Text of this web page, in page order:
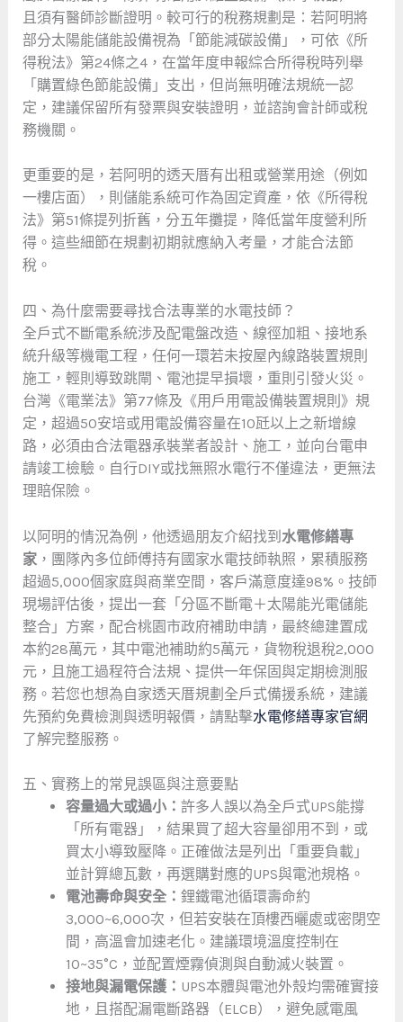
且須有醫師診斷證明。較可行的稅務規劃是：若阿明將
部分太陽能儲能設備視為「節能減碳設備」，可依《所
得稅法》第24條之4，在當年度申報綜合所得稅時列舉
「購置綠色節能設備」支出，但尚無明確法規統一認
定，建議保留所有發票與安裝證明，並諮詢會計師或稅
務機關。
更重要的是，若阿明的透天厝有出租或營業用途（例如
一樓店面），則儲能系統可作為固定資產，依《所得稅
法》第51條提列折舊，分五年攤提，降低當年度營利所
得。這些細節在規劃初期就應納入考量，才能合法節
稅。
四、為什麼需要尋找合法專業的水電技師？
全戶式不斷電系統涉及配電盤改造、線徑加粗、接地系
統升級等機電工程，任何一環若未按屋內線路裝置規則
施工，輕則導致跳閘、電池提早損壞，重則引發火災。
台灣《電業法》第77條及《用戶用電設備裝置規則》規
定，超過50安培或用電設備容量在10瓩以上之新增線
路，必須由合法電器承裝業者設計、施工，並向台電申
請竣工檢驗。自行DIY或找無照水電行不僅違法，更無法
理賠保險。
以阿明的情況為例，他透過朋友介紹找到 水電修繕專
家，團隊內多位師傅持有國家水電技師執照，累積服務
超過5,000個家庭與商業空間，客戶滿意度達98%。技師
現場評估後，提出一套「分區不斷電＋太陽能光電儲能
整合」方案，配合桃園市政府補助申請，最終總建置成
本約28萬元，其中電池補助約5萬元，貨物稅退稅2,000
元，且施工過程符合法規、提供一年保固與定期檢測服
務。若您也想為自家透天厝規劃全戶式備援系統，建議
先預約免費檢測與透明報價，請點擊水電修繕專家官網
了解完整服務。
五、實務上的常見誤區與注意要點
容量過大或過小： 許多人誤以為全戶式UPS能撐
「所有電器」，結果買了超大容量卻用不到，或
買太小導致壓降。正確做法是列出「重要負載」
並計算總瓦數，再選購對應的UPS與電池規格。
電池壽命與安全： 鋰鐵電池循環壽命約
3,000~6,000次，但若安裝在頂樓西曬處或密閉空
間，高溫會加速老化。建議環境溫度控制在
10~35°C，並配置煙霧偵測與自動滅火裝置。
接地與漏電保護： UPS本體與電池外殼均需確實接
地，且搭配漏電斷路器（ELCB），避免感電風